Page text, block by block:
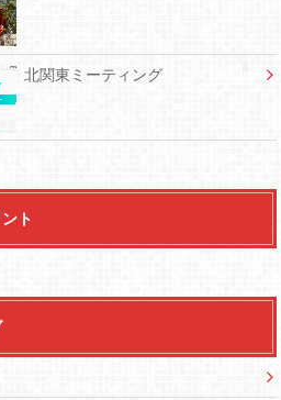
北関東ミーティング
ト